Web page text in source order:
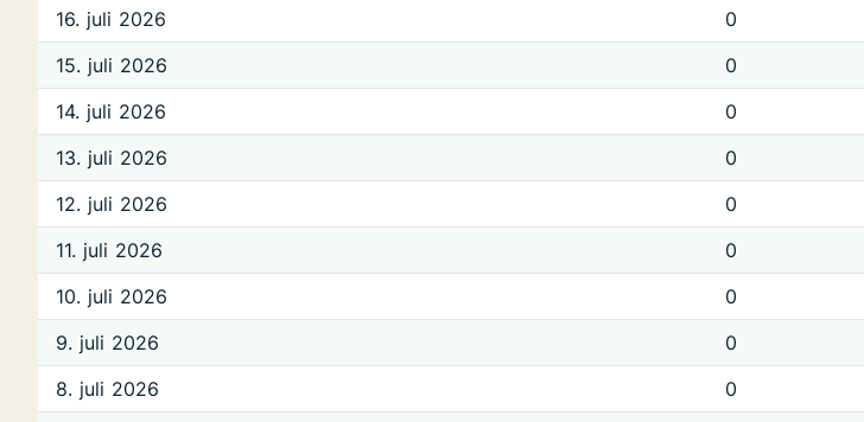
16. juli 2026
0
15. juli 2026
0
14. juli 2026
0
13. juli 2026
0
12. juli 2026
0
11. juli 2026
0
10. juli 2026
0
9. juli 2026
0
8. juli 2026
0